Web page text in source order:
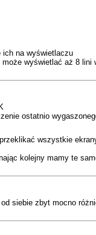
na wyświetlaczu
wyświetlać aż 8 lini
ostatnio
wszystkie
kolejny mamy te
siebie zbyt mocno